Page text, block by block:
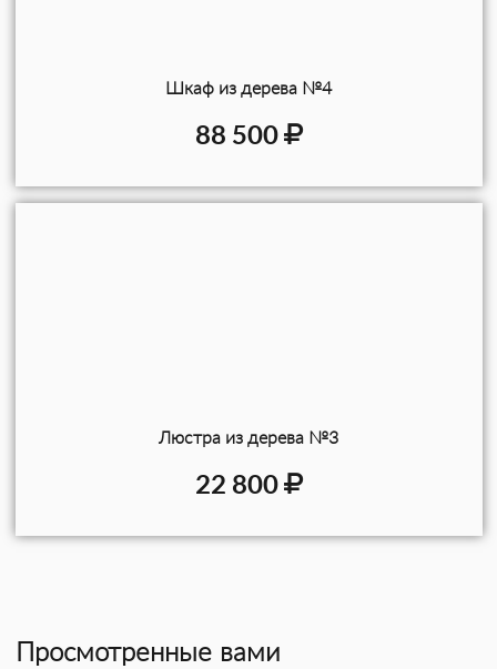
Шкаф из дерева №4
88 500
Люстра из дерева №3
22 800
Просмотренные вами